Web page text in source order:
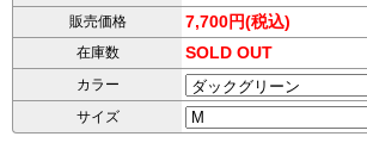
販売価格 7,700円(税込)
在庫数 SOLD OUT
カラー
サイズ